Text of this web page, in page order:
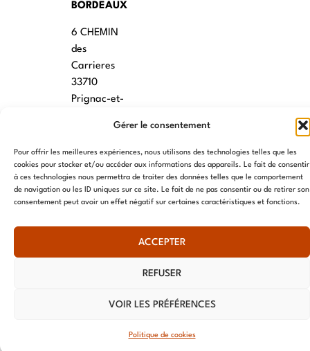
Gérer le consentement
Pour offrir les meilleures expériences, nous utilisons des technologies telles que les
cookies pour stocker et/ou accéder aux informations des appareils. Le fait de consentir
à ces technologies nous permettra de traiter des données telles que le comportement
de navigation ou les ID uniques sur ce site. Le fait de ne pas consentir ou de retirer son
consentement peut avoir un effet négatif sur certaines caractéristiques et fonctions.
ACCEPTER
REFUSER
VOIR LES PRÉFÉRENCES
Politique de cookies
BORDEAUX
6 CHEMIN
des
Carrieres
33710
Prignac-et-
7 rue des
écoles
34790
© AME 2024, tous droits réservés